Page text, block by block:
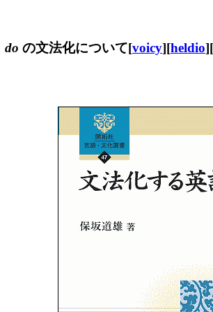
do の文法化について[voicy][heldio][